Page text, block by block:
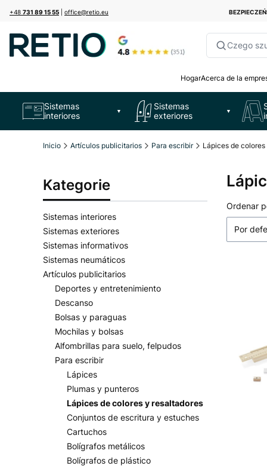
+48 731 89 15 55 office@retio.eu
Czego
HogarAcerca de la
Sistemas
interiores
▼
Sistemas
exteriores
▼
Inicio Artículos publicitarios Para escribir Lápices de
Kategorie
Sistemas interiores
Sistemas exteriores
Sistemas informativos
Sistemas neumáticos
Artículos publicitarios
Deportes y entretenimiento
Descanso
Bolsas y paraguas
Mochilas y bolsas
Alfombrillas para suelo, felpudos
Para escribir
Lápices
Plumas y punteros
Lápices de colores y resaltadores
Conjuntos de escritura y estuches
Cartuchos
Bolígrafos metálicos
Bolígrafos de plástico
Lista
Ordenar
Por